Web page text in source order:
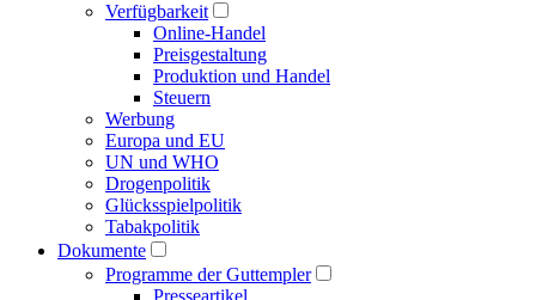
Verfügbarkeit
Online-Handel
Preisgestaltung
Produktion und Handel
Steuern
Werbung
Europa und EU
UN und WHO
Drogenpolitik
Glücksspielpolitik
Tabakpolitik
Dokumente
Programme der Guttempler
Presse­artikel